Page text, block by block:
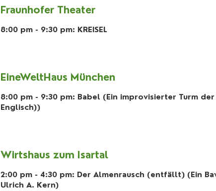
Fraunhofer Theater
8:00 pm - 9:30 pm: KREISEL
EineWeltHaus München
8:00 pm - 9:30 pm: Babel (Ein improvisierter Turm
Englisch))
Wirtshaus zum Isartal
2:00 pm - 4:30 pm: Der Almenrausch (entfällt) (Ein
Ulrich A. Kern)